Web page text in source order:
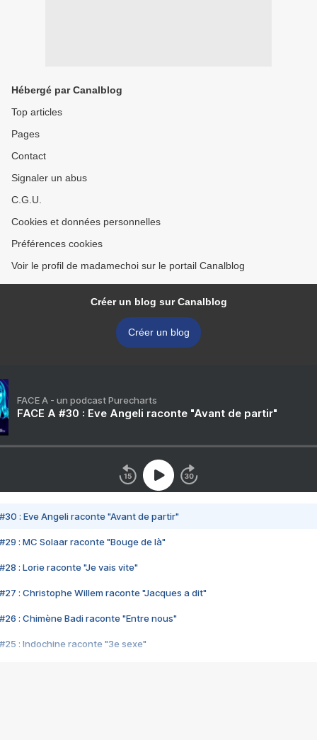
Hébergé par Canalblog
Top articles
Pages
Contact
Signaler un abus
C.G.U.
Cookies et données personnelles
Préférences cookies
Voir le profil de madamechoi sur le portail Canalblog
Créer un blog sur Canalblog
Créer un blog
FACE A - un podcast Purecharts
FACE A #30 : Eve Angeli raconte "Avant de partir"
#30 : Eve Angeli raconte "Avant de partir"
#29 : MC Solaar raconte "Bouge de là"
#28 : Lorie raconte "Je vais vite"
#27 : Christophe Willem raconte "Jacques a dit"
#26 : Chimène Badi raconte "Entre nous"
#25 : Indochine raconte "3e sexe"